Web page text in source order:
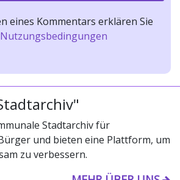
eines Kommentars erklären Sie
Nutzungsbedingungen
Stadtarchiv für
und bieten eine Plattform, um
zu verbessern.